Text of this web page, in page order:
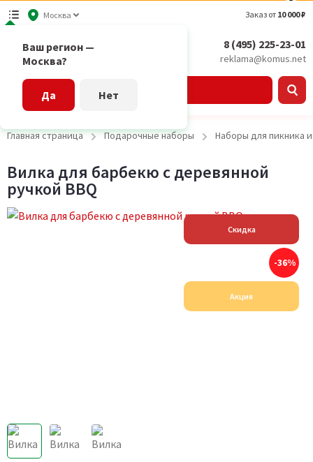
Москва
Ваш регион —
Москва?
Да Нет
Заказ от 10 000 ₽
8 (495) 225-23-01
reklama@komus.net
Главная страница Подарочные наборы Наборы для пикника
Вилка для барбекю с деревянной
ручкой BBQ
Скидка
-36%
Акция